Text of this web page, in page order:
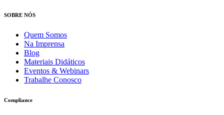
SOBRE NÓS
Quem Somos
Na Imprensa
Blog
Materiais Didáticos
Eventos & Webinars
Trabalhe Conosco
Compliance